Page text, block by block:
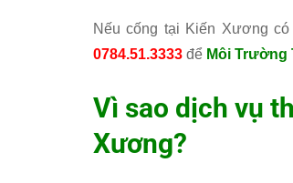
Nếu cống tại Kiến Xương
0784.51.3333 để Môi Trường
Vì sao dịch vụ
Xương?